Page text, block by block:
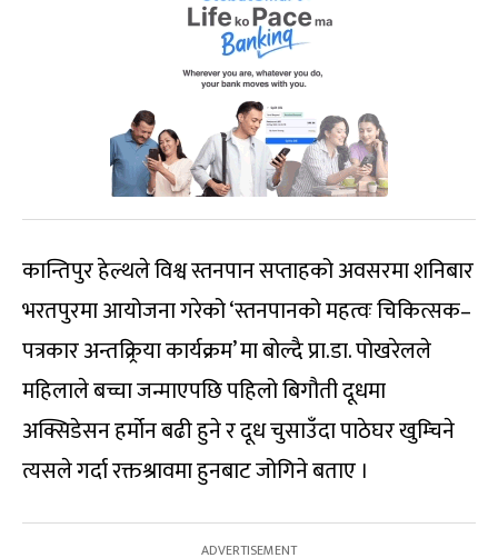
कान्तिपुर हेल्थले विश्व स्तनपान सप्ताहको अवसरमा शनिबार
भरतपुरमा आयोजना गरेको ‘स्तनपानको महत्वः चिकित्सक–
पत्रकार अन्तक्र्रिया कार्यक्रम’ मा बोल्दै प्रा.डा. पोखरेलले
महिलाले बच्चा जन्माएपछि पहिलो बिगौती दूधमा
अक्सिडेसन हर्मोन बढी हुने र दूध चुसाउँदा पाठेघर खुम्चिने
त्यसले गर्दा रक्तश्रावमा हुनबाट जोगिने बताए ।